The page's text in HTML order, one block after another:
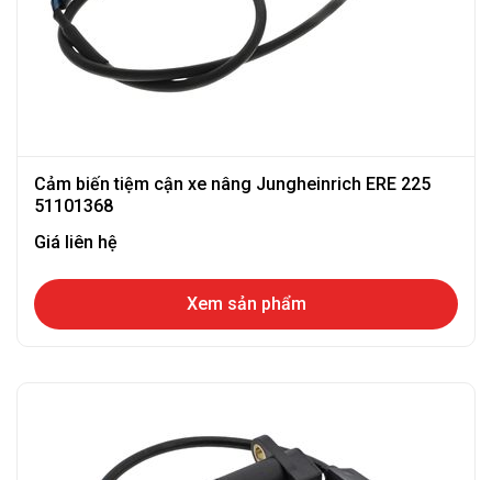
Cảm biến tiệm cận xe nâng Jungheinrich ERE 225
51101368
Giá liên hệ
Xem sản phẩm